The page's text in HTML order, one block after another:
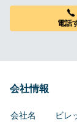
電話
会社情報
会社名 ビレ